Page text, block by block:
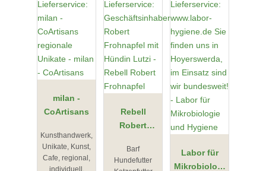
milan -
CoArtisans
Kunsthandwerk,
Unikate, Kunst,
Cafe, regional,
individuell,
Rebell
Robert
Barf
Hundefutter
Labor für
Mikrobiologi